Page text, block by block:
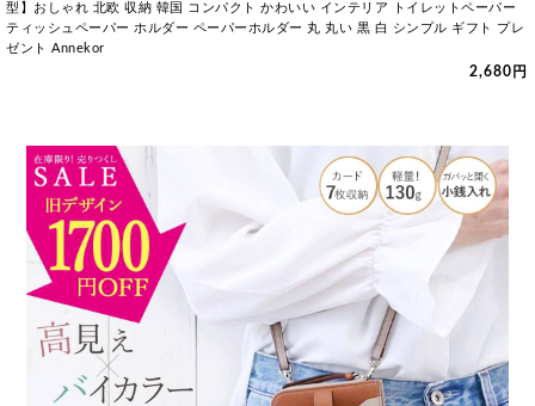
型】おしゃれ 北欧 収納 韓国 コンパクト かわいい インテリア トイレットペーパー
ティッシュペーパー ホルダー ペーパーホルダー 丸 丸い 黒 白 シンプル ギフト プレ
ゼント Annekor
2,680円